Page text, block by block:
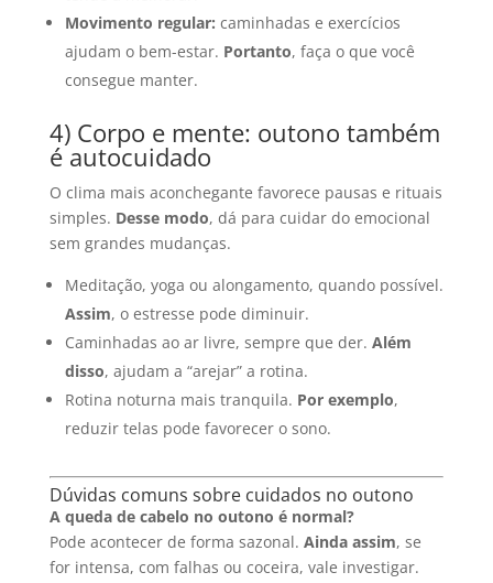
Movimento regular: caminhadas e exercícios
ajudam o bem-estar. Portanto, faça o que você
consegue manter.
4) Corpo e mente: outono também
é autocuidado
O clima mais aconchegante favorece pausas e rituais
simples. Desse modo, dá para cuidar do emocional
sem grandes mudanças.
Meditação, yoga ou alongamento, quando possível.
Assim, o estresse pode diminuir.
Caminhadas ao ar livre, sempre que der. Além
disso, ajudam a “arejar” a rotina.
Rotina noturna mais tranquila. Por exemplo,
reduzir telas pode favorecer o sono.
Dúvidas comuns sobre cuidados no outono
A queda de cabelo no outono é normal?
Pode acontecer de forma sazonal. Ainda assim, se
for intensa, com falhas ou coceira, vale investigar.